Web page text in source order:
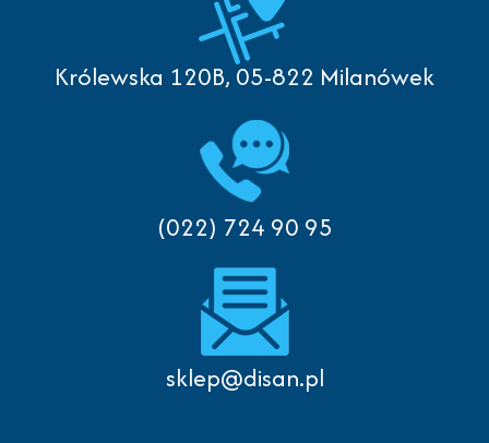
Królewska 120B, 05-822 Milanówek
(022) 724 90 95
sklep@disan.pl